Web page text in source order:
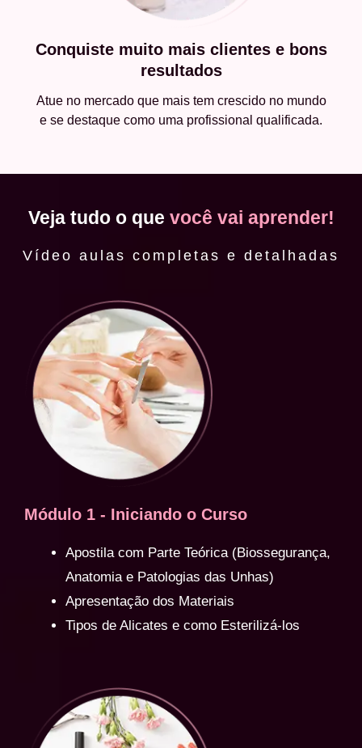
Conquiste muito mais clientes e bons
resultados
Atue no mercado que mais tem crescido no mundo
e se destaque como uma profissional qualificada.
Veja tudo o que você vai aprender!
Vídeo aulas completas e detalhadas
Módulo 1 - Iniciando o Curso
Apostila com Parte Teórica (Biossegurança,
Anatomia e Patologias das Unhas)
Apresentação dos Materiais
Tipos de Alicates e como Esterilizá-los